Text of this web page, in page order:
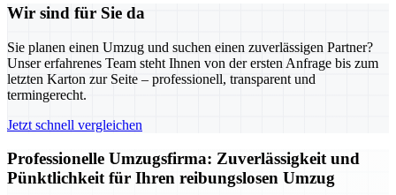
Wir sind für Sie da
Sie planen einen Umzug und suchen einen zuverlässigen Partner?
Unser erfahrenes Team steht Ihnen von der ersten Anfrage bis zum
letzten Karton zur Seite – professionell, transparent und
termingerecht.
Jetzt schnell vergleichen
Professionelle Umzugsfirma: Zuverlässigkeit und
Pünktlichkeit für Ihren reibungslosen Umzug